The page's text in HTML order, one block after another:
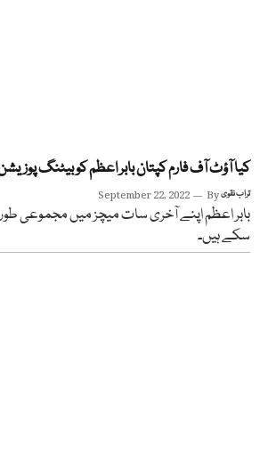
کیا آؤٹ آف فارم کپتان بابر اعظم کو بیٹنگ
September 22, 2022 Byتراب نقوی
بابر اعظم اپنے آخری سات میچز میں مجموعی طور
سکے ہیں۔